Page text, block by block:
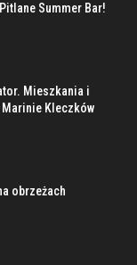
Summer Bar!
Mieszkania i
Marinie Kleczków
obrzeżach